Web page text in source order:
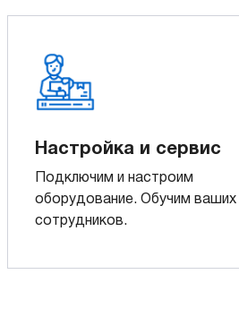
Настройка и сервис
Подключим и настроим
оборудование. Обучим ваших
сотрудников.